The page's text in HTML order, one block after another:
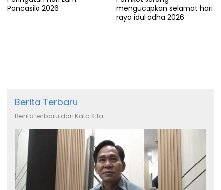
Pancasila 2026
mengucapkan selamat hari
raya idul adha 2026
Berita Terbaru
Berita terbaru dari Kata Kita